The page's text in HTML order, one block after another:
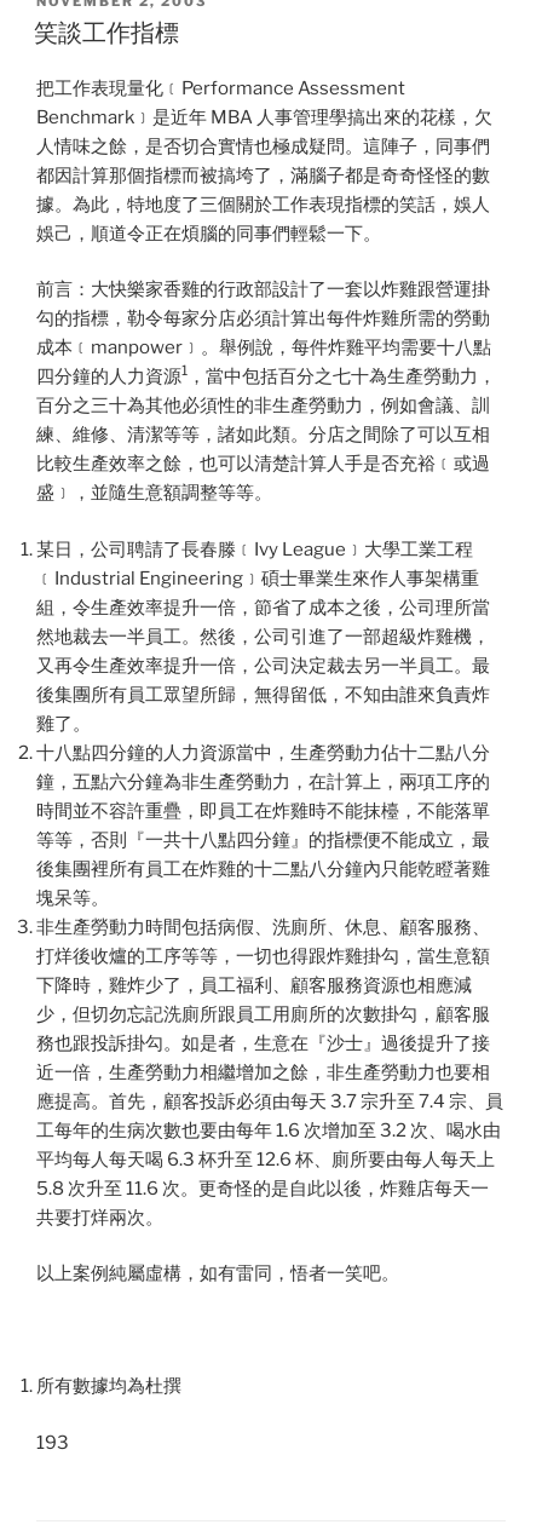
ON
笑談工作指標
把工作表現量化﹝Performance Assessment
Benchmark﹞是近年 MBA 人事管理學搞出來的花樣，欠
人情味之餘，是否切合實情也極成疑問。這陣子，同事們
都因計算那個指標而被搞垮了，滿腦子都是奇奇怪怪的數
據。為此，特地度了三個關於工作表現指標的笑話，娛人
娛己，順道令正在煩腦的同事們輕鬆一下。
前言：大快樂家香雞的行政部設計了一套以炸雞跟營運掛
勾的指標，勒令每家分店必須計算出每件炸雞所需的勞動
成本﹝manpower﹞。舉例說，每件炸雞平均需要十八點
四分鐘的人力資源1 ，當中包括百分之七十為生產勞動力，
百分之三十為其他必須性的非生產勞動力，例如會議、訓
練、維修、清潔等等，諸如此類。分店之間除了可以互相
比較生產效率之餘，也可以清楚計算人手是否充裕﹝或過
盛﹞，並隨生意額調整等等。
某日，公司聘請了長春滕﹝Ivy League﹞大學工業工程
﹝Industrial Engineering﹞碩士畢業生來作人事架構重
組，令生產效率提升一倍，節省了成本之後，公司理所當
然地裁去一半員工。然後，公司引進了一部超級炸雞機，
又再令生產效率提升一倍，公司決定裁去另一半員工。最
後集團所有員工眾望所歸，無得留低，不知由誰來負責炸
雞了。
十八點四分鐘的人力資源當中，生產勞動力佔十二點八分
鐘，五點六分鐘為非生產勞動力，在計算上，兩項工序的
時間並不容許重疊，即員工在炸雞時不能抹檯，不能落單
等等，否則『一共十八點四分鐘』的指標便不能成立，最
後集團裡所有員工在炸雞的十二點八分鐘內只能乾瞪著雞
塊呆等。
非生產勞動力時間包括病假、洗廁所、休息、顧客服務、
打烊後收爐的工序等等，一切也得跟炸雞掛勾，當生意額
下降時，雞炸少了，員工福利、顧客服務資源也相應減
少，但切勿忘記洗廁所跟員工用廁所的次數掛勾，顧客服
務也跟投訴掛勾。如是者，生意在『沙士』過後提升了接
近一倍，生產勞動力相繼增加之餘，非生產勞動力也要相
應提高。首先，顧客投訴必須由每天 3.7 宗升至 7.4 宗、員
工每年的生病次數也要由每年 1.6 次增加至 3.2 次、喝水由
平均每人每天喝 6.3 杯升至 12.6 杯、廁所要由每人每天上
5.8 次升至 11.6 次。更奇怪的是自此以後，炸雞店每天一
共要打烊兩次。
以上案例純屬虛構，如有雷同，悟者一笑吧。
所有數據均為杜撰
193